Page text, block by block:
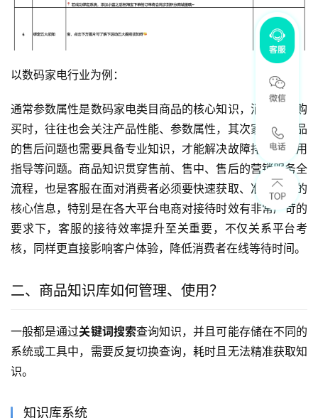
以数码家电行业为例：
通常参数属性是数码家电类目商品的核心知识，消费者在购
买时，往往也会关注产品性能、参数属性，其次家电类产品
的售后问题也需要具备专业知识，才能解决故障排查、使用
指导等问题。商品知识贯穿售前、售中、售后的营销服务全
流程，也是客服在面对消费者必须要快速获取、准确应答的
核心信息，特别是在各大平台电商对接待时效有非常严苛的
要求下，客服的接待效率提升至关重要，不仅关系平台考
核，同样更直接影响客户体验，降低消费者在线等待时间。
二、商品知识库如何管理、使用？
一般都是通过关键词搜索查询知识，并且可能存储在不同的
系统或工具中，需要反复切换查询，耗时且无法精准获取知
识。
知识库系统